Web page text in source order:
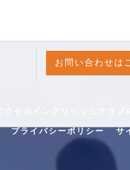
お問い合わせは
プライバシーポリシー サ